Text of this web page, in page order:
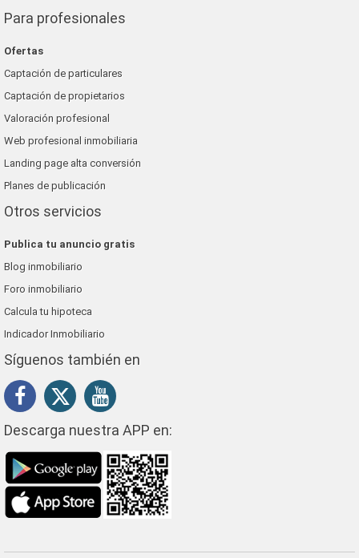
Para profesionales
Ofertas
Captación de particulares
Captación de propietarios
Valoración profesional
Web profesional inmobiliaria
Landing page alta conversión
Planes de publicación
Otros servicios
Publica tu anuncio gratis
Blog inmobiliario
Foro inmobiliario
Calcula tu hipoteca
Indicador Inmobiliario
Síguenos también en
Descarga nuestra APP en: